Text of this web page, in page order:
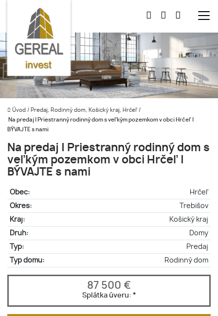
Úvod / Predaj, Rodinný dom, Košický kraj, Hrčeľ /
Na predaj | Priestranný rodinný dom s veľkým pozemkom v obci Hrčeľ |
BÝVAJTE s nami
Na predaj | Priestranný rodinný dom s
veľkým pozemkom v obci Hrčeľ |
BÝVAJTE s nami
Obec:
Hrčeľ
Okres:
Trebišov
Kraj:
Košický kraj
Druh:
Domy
Typ:
Predaj
Typ domu:
Rodinný dom
87 500 €
Splátka úveru: *